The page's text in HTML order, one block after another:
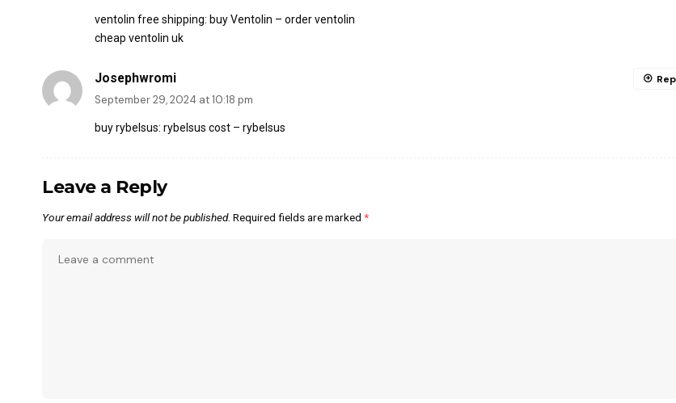
ventolin free shipping: buy Ventolin – order ventolin
cheap ventolin uk
Josephwromi
September 29, 2024 at 10:18 pm
buy rybelsus: rybelsus cost – rybelsus
Leave a Reply
Your email address will not be published. Required fields are marked *